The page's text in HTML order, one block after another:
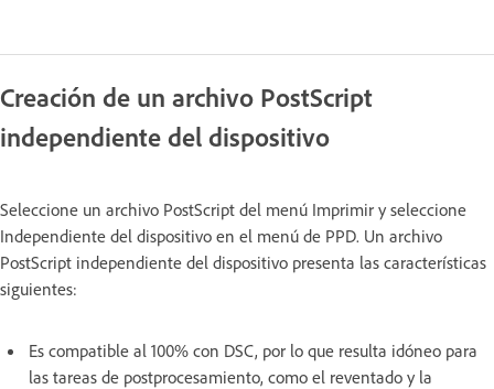
Creación de un archivo PostScript
independiente del dispositivo
Seleccione un archivo PostScript del menú Imprimir y seleccione
Independiente del dispositivo en el menú de PPD. Un archivo
PostScript independiente del dispositivo presenta las características
siguientes:
Es compatible al 100% con DSC, por lo que resulta idóneo para
las tareas de postprocesamiento, como el reventado y la